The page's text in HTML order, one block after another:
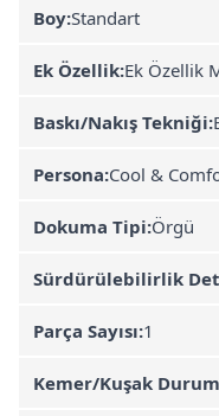
Boy:Standart
Ek Özellik:Ek Özellik
Baskı/Nakış Tekniği:
Persona:Cool &
Dokuma Tipi:Örgü
Sürdürülebilirlik
Parça Sayısı:1
Kemer/Kuşak